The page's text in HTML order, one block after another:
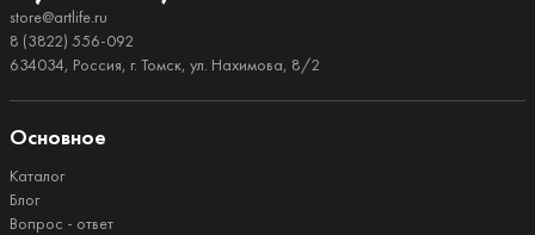
store@artlife.ru
8 (3822) 556-092
634034, Россия, г. Томск, ул. Нахимова, 8/2
Основное
Каталог
Блог
Вопрос - ответ